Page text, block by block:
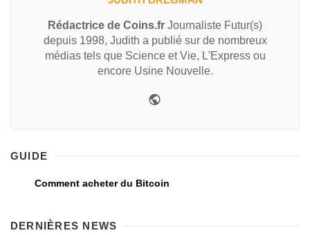
Rédactrice de Coins.fr Journaliste Futur(s)
depuis 1998, Judith a publié sur de nombreux
médias tels que Science et Vie, L'Express ou
encore Usine Nouvelle.
GUIDE
Comment acheter du Bitcoin
DERNIÈRES NEWS